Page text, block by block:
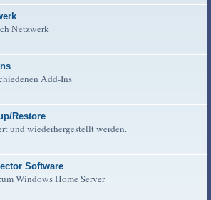
Netzwerk
Add-Ins
Restore
und wiederhergestellt werden.
Software
Windows Home Server